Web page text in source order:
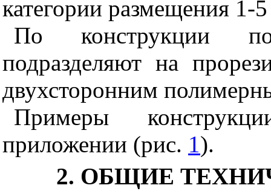
категории размещения 1-
По конструкции
подразделяют на
двухсторонним
Примеры
приложении (рис. 1).
2. ОБЩИЕ